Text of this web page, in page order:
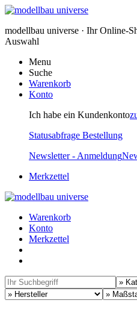
modellbau universe · Ihr Online-
Auswahl
Menu
Suche
Warenkorb
Konto
Ich habe ein Kundenkonto
Statusabfrage Bestellung
Newsletter - Anmeldung
Merkzettel
Warenkorb
Konto
Merkzettel